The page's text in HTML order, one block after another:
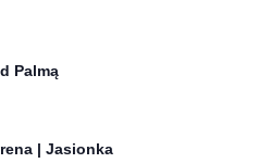
Palmą
| Jasionka